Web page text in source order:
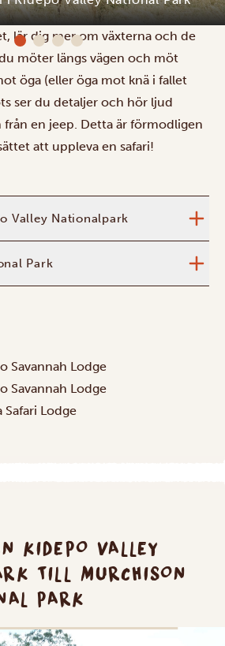
Savannah Lodge
erfaren guide. Fördjupa dig i det
lär dig mer om växterna och de
möter längs vägen och möt
öga (eller öga mot knä i fallet
ser du detaljer och hör ljud
från en jeep. Detta är förmodligen
att uppleva en safari!
Valley Nationalpark
Park
Savannah Lodge
Savannah Lodge
Safari Lodge
KIDEPO VALLEY
TILL MURCHISON
PARK